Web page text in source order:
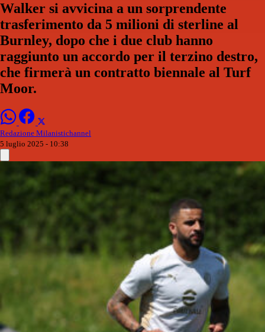
Walker si avvicina a un sorprendente
trasferimento da 5 milioni di sterline al
Burnley, dopo che i due club hanno
raggiunto un accordo per il terzino destro,
che firmerà un contratto biennale al Turf
Moor.
Redazione Milanistichannel
5 luglio 2025 - 10:38